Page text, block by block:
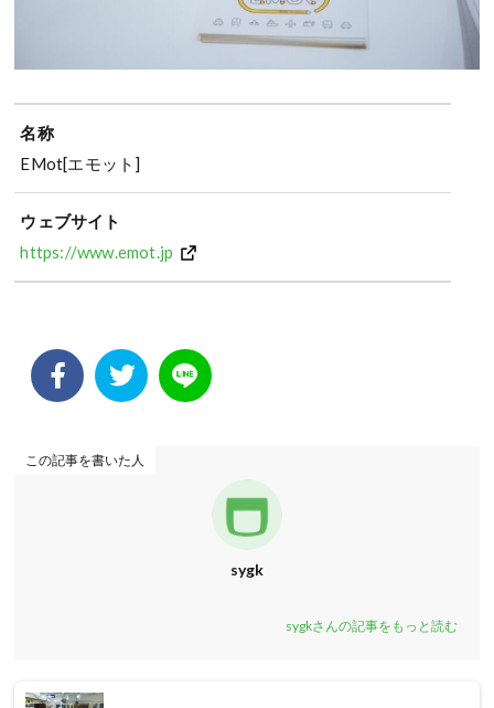
名称
EMot[エモット]
ウェブサイト
https://www.emot.jp
この記事を書いた人
sygk
sygkさんの記事をもっと読む